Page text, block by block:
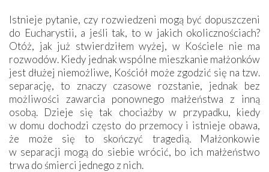
Istnieje pytanie, czy rozwiedzeni mogą być dopuszczeni
do Eucharystii, a jeśli tak, to w jakich okolicznościach?
Otóż, jak już stwierdziłem wyżej, w Kościele nie ma
rozwodów. Kiedy jednak wspólne mieszkanie małżonków
jest dłużej niemożliwe, Kościół może zgodzić się na tzw.
separację, to znaczy czasowe rozstanie, jednak bez
możliwości zawarcia ponownego małżeństwa z inną
osobą. Dzieje się tak chociażby w przypadku, kiedy
w domu dochodzi często do przemocy i istnieje obawa,
że może się to skończyć tragedią. Małżonkowie
w separacji mogą do siebie wrócić, bo ich małżeństwo
trwa do śmierci jednego z nich.